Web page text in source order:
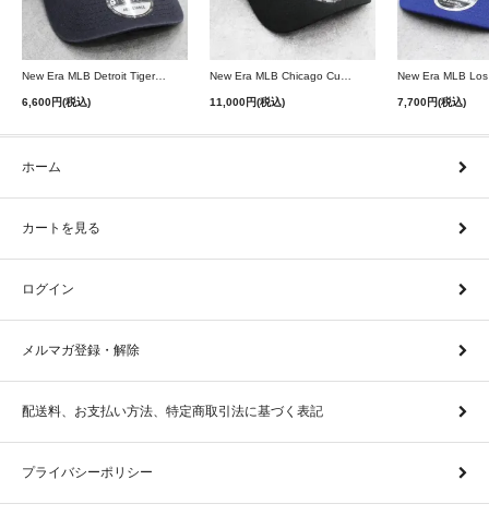
New Era MLB Detroit Tigers Postseason 9Twenty Strapback Cap - Navy
6,600円(税込) 11,000円(税込) 7,700円(税込)
ホーム
カートを見る
ログイン
メルマガ登録・解除
配送料、お支払い方法、特定商取引法に基づく表記
プライバシーポリシー